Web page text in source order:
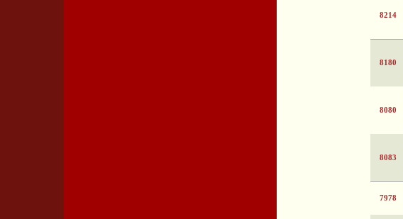
8214
8180
8080
8083
7978